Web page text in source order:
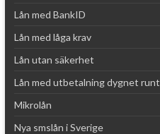
Lån med BankID
Lån med låga krav
Lån utan säkerhet
Lån med utbetalning dygnet runt
Mikrolån
Nya smslån i Sverige